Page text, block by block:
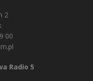
2
00
Radio 5